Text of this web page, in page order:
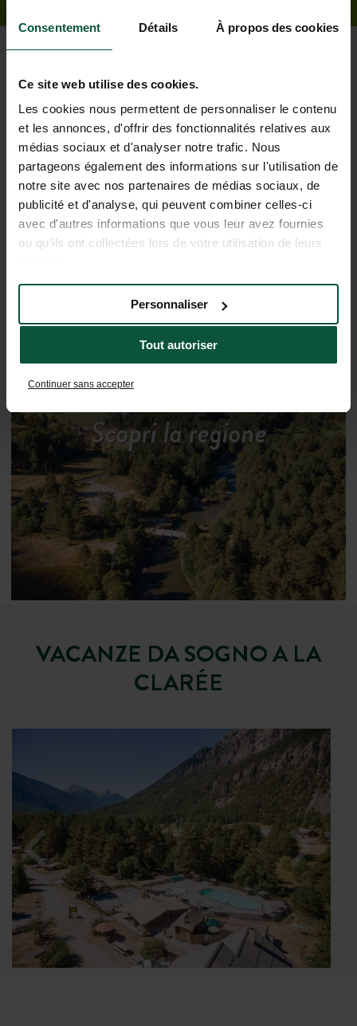
Consentement Détails À propos des cookies
Ce site web utilise des cookies.
Les cookies nous permettent de personnaliser le contenu
et les annonces, d'offrir des fonctionnalités relatives aux
médias sociaux et d'analyser notre trafic. Nous
partageons également des informations sur l'utilisation de
notre site avec nos partenaires de médias sociaux, de
publicité et d'analyse, qui peuvent combiner celles-ci
avec d'autres informations que vous leur avez fournies
ou qu'ils ont collectées lors de votre utilisation de leurs
Tout autoriser
Personnaliser
Continuer sans accepter
Tutti i servizi per un soggiorno
sereno
Scopri la regione
VACANZE DA SOGNO A LA
CLARÉE